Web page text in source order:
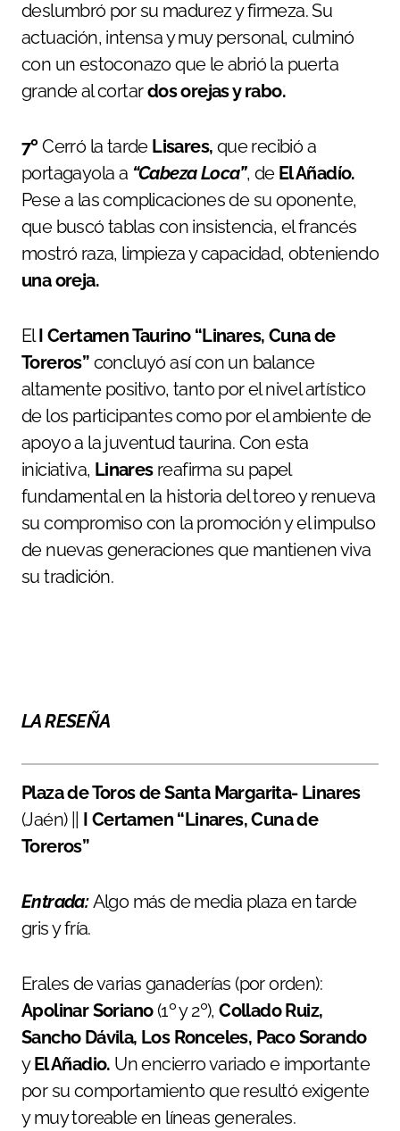
deslumbró por su madurez y firmeza. Su
actuación, intensa y muy personal, culminó
con un estoconazo que le abrió la puerta
grande al cortardos orejas y rabo.
7ºCerró la tarde Lisares, que recibió a
portagayola a “Cabeza Loca”, de El Añadío.
Pese a las complicaciones de su oponente,
que buscó tablas con insistencia, el francés
mostró raza, limpieza y capacidad, obteniendo
una oreja.
ElI Certamen Taurino “Linares, Cuna de
Toreros” concluyó así con un balance
altamente positivo, tanto por el nivel artístico
de los participantes como por el ambiente de
apoyo a la juventud taurina. Con esta
iniciativa, Linares reafirma su papel
fundamental en la historia del toreo y renueva
su compromiso con la promoción y el impulso
de nuevas generaciones que mantienen viva
su tradición.
LA RESEÑA
Plaza de Toros de Santa Margarita- Linares
(Jaén) || I Certamen “Linares, Cuna de
Toreros”
Entrada:Algo más de media plaza en tarde
gris y fría.
Erales de varias ganaderías (por orden):
Apolinar Soriano(1º y 2º),Collado Ruiz,
Sancho Dávila, Los Ronceles, Paco Sorando
yEl Añadio. Un encierro variado e importante
por su comportamiento que resultó exigente
y muy toreable en líneas generales.